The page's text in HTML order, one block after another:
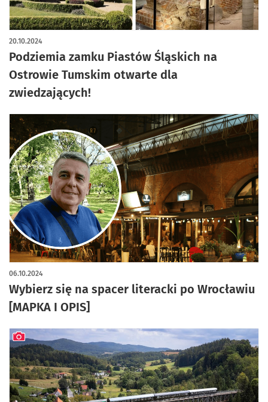
Podziemia zamku Piastów Śląskich na
Ostrowie Tumskim otwarte dla
zwiedzających!
20.10.2024
artykuł z galerią zdjęć
Wybierz się na spacer literacki po Wrocławiu
[MAPKA I OPIS]
06.10.2024